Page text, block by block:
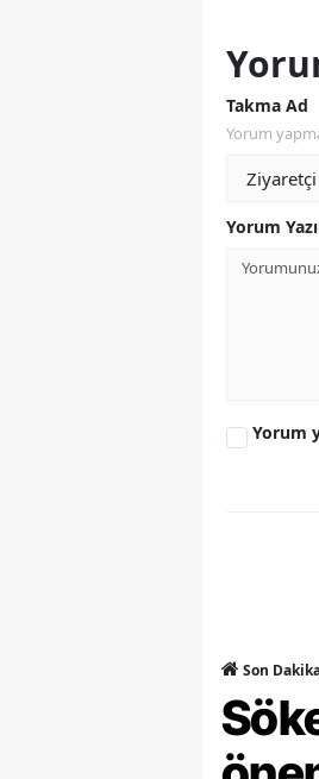
Takma Ad
Yorum
Yorum
Yorum
Son